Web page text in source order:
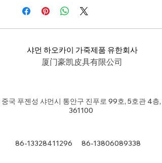
샤먼 하오카이 가죽제품 유한회사
厦门豪凯皮具有限公司
중국 푸젠성 샤먼시 통안구 진푸로 99호, 5호관 4층,
361100
86-13328411296 86-13806089338